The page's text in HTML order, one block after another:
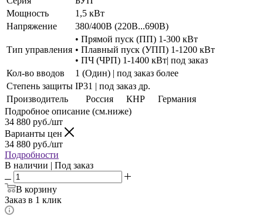
Мощность
1,5 кВт
Напряжение
380/400В (220В...690В)
Тип управления
• Прямой пуск (ПП) 1-300 кВт
• Плавный пуск (УПП) 1-1200 кВт
• ПЧ (ЧРП) 1-1400 кВт| под заказ
Кол-во вводов
1 (Один) | под заказ более
Степень защиты IP31 | под заказ др.
Производитель
Россия КНР
Германия
Подробное описание (см.ниже)
34 880 руб./шт
Варианты цен
34 880 руб./шт
Подробности
В наличии | Под заказ
В корзину
Заказ в 1 клик